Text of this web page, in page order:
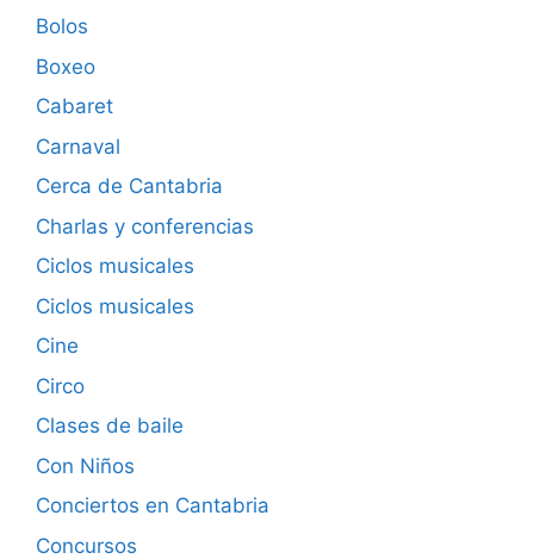
Bolos
Boxeo
Cabaret
Carnaval
Cerca de Cantabria
Charlas y conferencias
Ciclos musicales
Ciclos musicales
Cine
Circo
Clases de baile
Con Niños
Conciertos en Cantabria
Concursos